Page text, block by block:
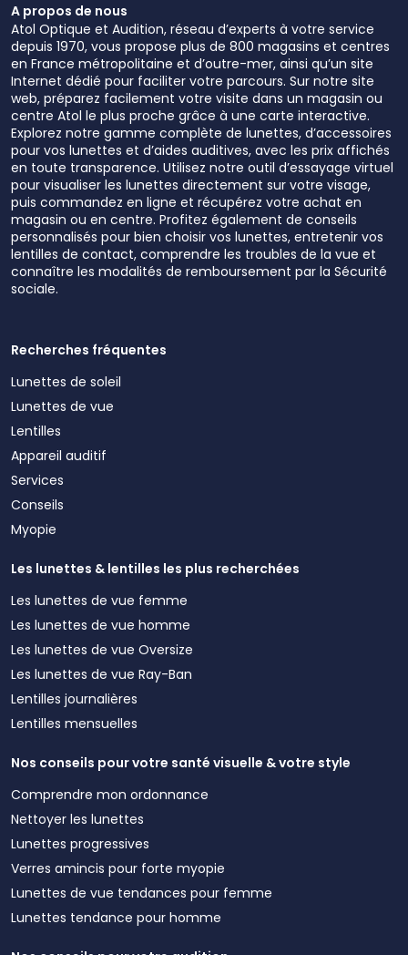
A propos de nous
Atol Optique et Audition, réseau d’experts à votre service
depuis 1970, vous propose plus de 800 magasins et centres
en France métropolitaine et d’outre-mer, ainsi qu’un site
Internet dédié pour faciliter votre parcours. Sur notre site
web, préparez facilement votre visite dans un magasin ou
centre Atol le plus proche grâce à une carte interactive.
Explorez notre gamme complète de lunettes, d’accessoires
pour vos lunettes et d’aides auditives, avec les prix affichés
en toute transparence. Utilisez notre outil d’essayage virtuel
pour visualiser les lunettes directement sur votre visage,
puis commandez en ligne et récupérez votre achat en
magasin ou en centre. Profitez également de conseils
personnalisés pour bien choisir vos lunettes, entretenir vos
lentilles de contact, comprendre les troubles de la vue et
connaître les modalités de remboursement par la Sécurité
sociale.
Recherches fréquentes
Lunettes de soleil
Lunettes de vue
Lentilles
Appareil auditif
Services
Conseils
Myopie
Les lunettes & lentilles les plus recherchées
Les lunettes de vue femme
Les lunettes de vue homme
Les lunettes de vue Oversize
Les lunettes de vue Ray-Ban
Lentilles journalières
Lentilles mensuelles
Nos conseils pour votre santé visuelle & votre style
Comprendre mon ordonnance
Nettoyer les lunettes
Lunettes progressives
Verres amincis pour forte myopie
Lunettes de vue tendances pour femme
Lunettes tendance pour homme